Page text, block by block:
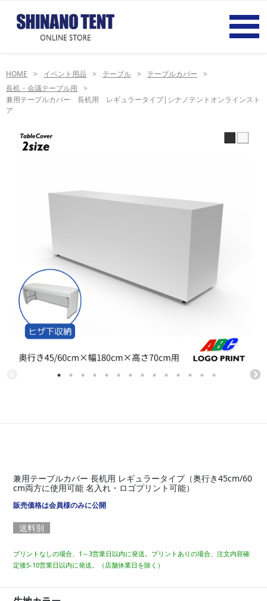
HOME イベント用品 テーブル
テーブルカバー
長机・会議テーブル用
兼用テーブルカバー 長机用 レギュラータイプ|シナノテントオンラインスト
ア
兼用テーブルカバー 長机用 レギュラータイプ（奥行き45cm/60
cm両方に使用可能 名入れ・ロゴプリント可能）
販売価格は会員様のみに公開
送料別
プリントなしの場合、1～3営業日以内に発送。プリントありの場合、注文内容確
定後5-10営業日以内に発送。（店舗休業日を除く）